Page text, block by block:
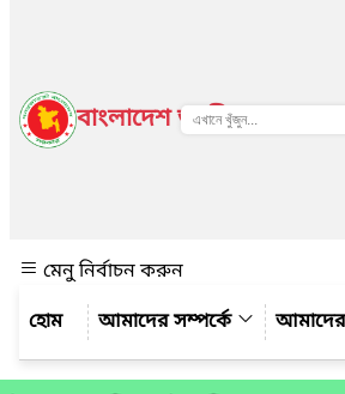
বাংলাদেশ জাতীয় তথ্য
মেনু নির্বাচন করুন
আমাদের সম্পর্কে